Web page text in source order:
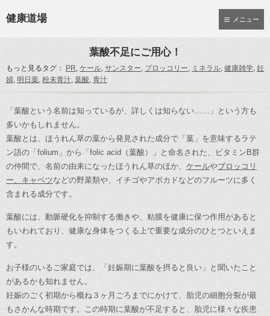
メニュー
健康道場
葉酸不足にご用心！
もっと見るタグ： PR, ケール, サンスター, ブロッコリー, ミネラル, 健康雑学, 妊
婦, 明日葉, 粉末青汁, 葉酸, 青汁
「葉酸という名前は知っているが、詳しくは知らない……」という方も
多いかもしれません。
葉酸とは、ほうれん草の葉から発見された成分で「葉」を意味するラテ
ン語の「folium」から「folic acid（葉酸）」と命名された、ビタミンB群
の仲間で、名前の由来になったほうれん草のほか、 ケールやブロッコリ
ー、キャベツなどの野菜類や、イチゴやアボカドなどのフルーツに多く
含まれる成分です。
葉酸には、動脈硬化を抑制する働きや、粘膜を健康に保つ作用があると
もいわれており、健康な身体をつくる上で重要な成分のひとつといえま
す。
お子様のいるご家庭では、「妊娠期に葉酸を摂ると良い」と聞いたこと
があるかも知れません。
妊娠のごく初期から概ね３ヶ月ごろまでにかけて、胎児の細胞分裂が最
もさかんな時期です。この時期に葉酸が不足すると、胎児に様々な疾患